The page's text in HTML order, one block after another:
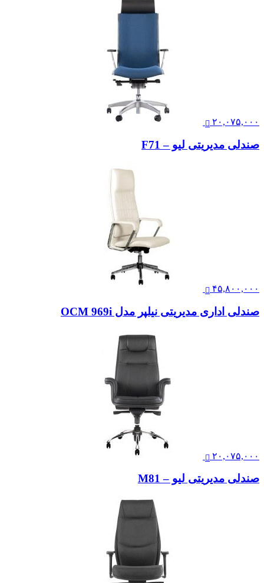
۲۰,۰۷۵,۰۰۰
صندلی مدیریتی لیو – F71
۴۵,۸۰۰,۰۰۰
صندلی اداری مدیریتی نیلپر مدل OCM 969i
۲۰,۰۷۵,۰۰۰
صندلی مدیریتی لیو – M81